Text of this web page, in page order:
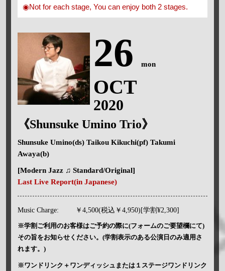
◉Not for each stage, You can enjoy both 2 stages.
26 mon
OCT
2020
《Shunsuke Umino Trio》
Shunsuke Umino(ds) Taikou Kikuchi(pf) Takumi
Awaya(b)
[Modern Jazz ♫ Standard/Original]
Last Live Report(in Japanese)
Music Charge: ￥4,500(税込￥4,950)[学割¥2,300]
※学割ご利用のお客様はご予約の際に(フォームのご要望欄にて)
その旨をお知らせください。(学割表示のある公演日のみ適用さ
れます。)
※ワンドリンク＋ワンディッシュまたは１ステージワンドリンク